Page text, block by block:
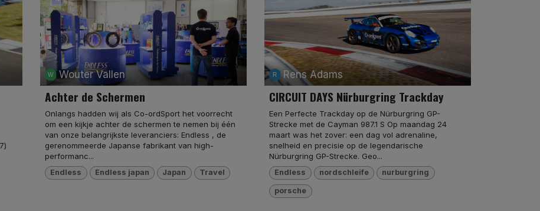
Wouter Vallen
Achter de Schermen
Onlangs hadden wij als Co-ordSport het voorrecht
om een kijkje achter de schermen te nemen bij één
van onze belangrijkste leveranciers: Endless , de
gerenommeerde Japanse fabrikant van high-
performanc...
Endless Endless japan Japan Travel
Rens Adams
CIRCUIT DAYS Nürburgring Trackday
Een Perfecte Trackday op de Nürburgring GP-
Strecke met de Cayman 987.1 S Op maandag 24
maart was het zover: een dag vol adrenaline,
snelheid en precisie op de legendarische
Nürburgring GP-Strecke. Geo...
Endless nordschleife nurburgring
porsche